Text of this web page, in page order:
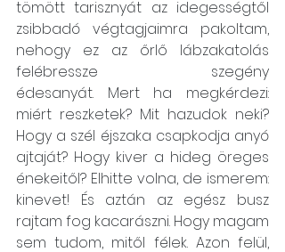
tömött tarisznyát az idegességtől
zsibbadó végtagjaimra pakoltam,
nehogy ez az őrlő lábzakatolás
felébressze szegény
édesanyát. Mert ha megkérdezi:
miért reszketek? Mit hazudok neki?
Hogy a szél éjszaka csapkodja anyó
ajtaját? Hogy kiver a hideg öreges
énekeitől? Elhitte volna, de ismerem:
kinevet! És aztán az egész busz
rajtam fog kacarászni. Hogy magam
sem tudom, mitől félek. Azon felül,